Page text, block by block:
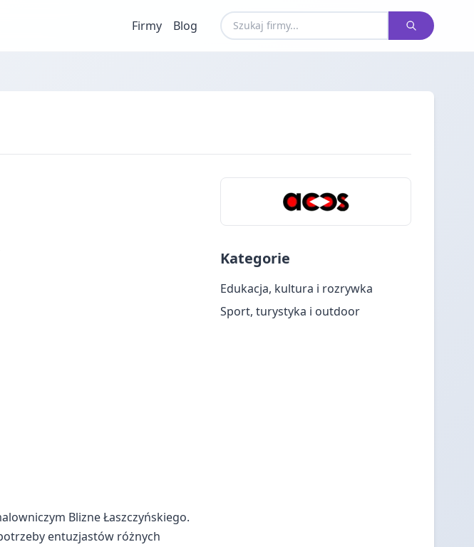
Firmy Blog
Kategorie
Edukacja, kultura i rozrywka
Sport, turystyka i outdoor
Blizne Łaszczyńskiego.
entuzjastów różnych